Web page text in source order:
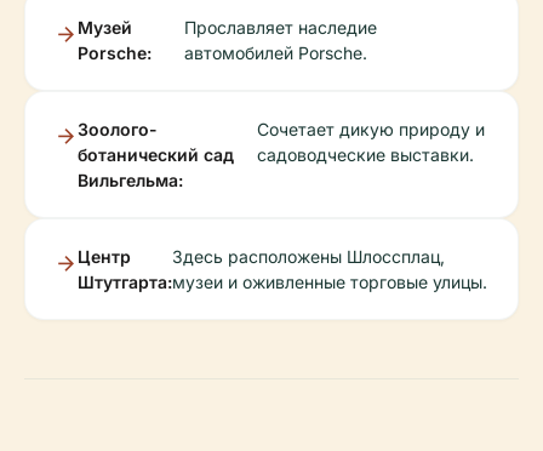
Музей
Porsche:
Прославляет наследие
автомобилей Porsche.
Зоолого-
ботанический сад
Вильгельма:
Сочетает дикую природу и
садоводческие выставки.
Центр
Штутгарта:
Здесь расположены Шлоссплац,
музеи и оживленные торговые улицы.